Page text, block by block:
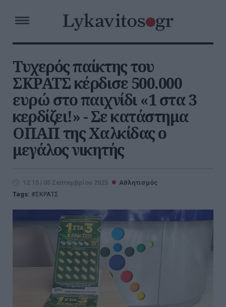
Τυχερός παίκτης του
ΣΚΡΑΤΣ κέρδισε 500.000
ευρώ στο παιχνίδι «1 στα 3
κερδίζει!» - Σε κατάστημα
ΟΠΑΠ της Χαλκίδας ο
μεγάλος νικητής
12:15 | 05 Σεπτεμβρίου 2025
Αθλητισμός
Tags:
ΣΚΡΑΤΣ